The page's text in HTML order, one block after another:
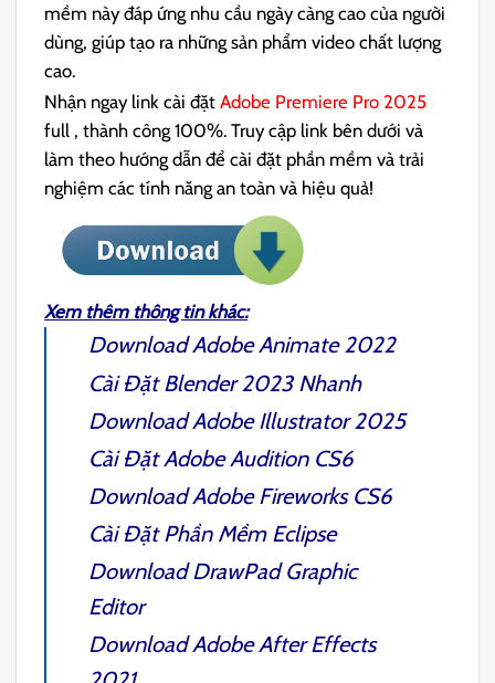
mềm này đáp ứng nhu cầu ngày càng cao của người
dùng, giúp tạo ra những sản phẩm video chất lượng
cao.
Nhận ngay link cài đặtAdobe Premiere Pro 2025
full , thành công 100%. Truy cập link bên dưới và
làm theo hướng dẫn để cài đặt phần mềm và trải
nghiệm các tính năng an toàn và hiệu quả!
Xem thêm thông tin khác:
DownloadAdobe Animate 2022
Cài Đặt Blender 2023Nhanh
DownloadAdobe Illustrator 2025
Cài ĐặtAdobe Audition CS6
DownloadAdobe Fireworks CS6
Cài Đặt Phần Mềm Eclipse
DownloadDrawPad Graphic
Editor
DownloadAdobe After Effects